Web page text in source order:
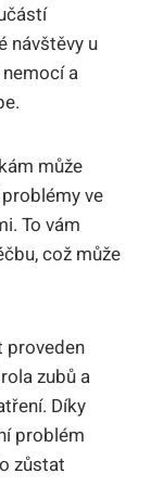
návštěvy u
a
může
ve
To vám
což může
proveden
zubů a
Díky
problém
zůstat